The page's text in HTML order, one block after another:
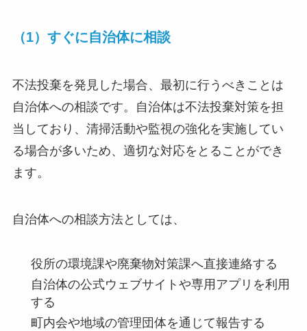
（1）すぐに自治体に相談
不法投棄を発見した場合、最初に行うべきことは
自治体への相談です。自治体は不法投棄対策を担
当しており、清掃活動や監視の強化を実施してい
る場合が多いため、適切な対応をとることができ
ます。
自治体への相談方法としては、
役所の環境課や廃棄物対策課へ直接連絡する
自治体の公式ウェブサイトや専用アプリを利用
する
町内会や地域の管理団体を通じて報告する